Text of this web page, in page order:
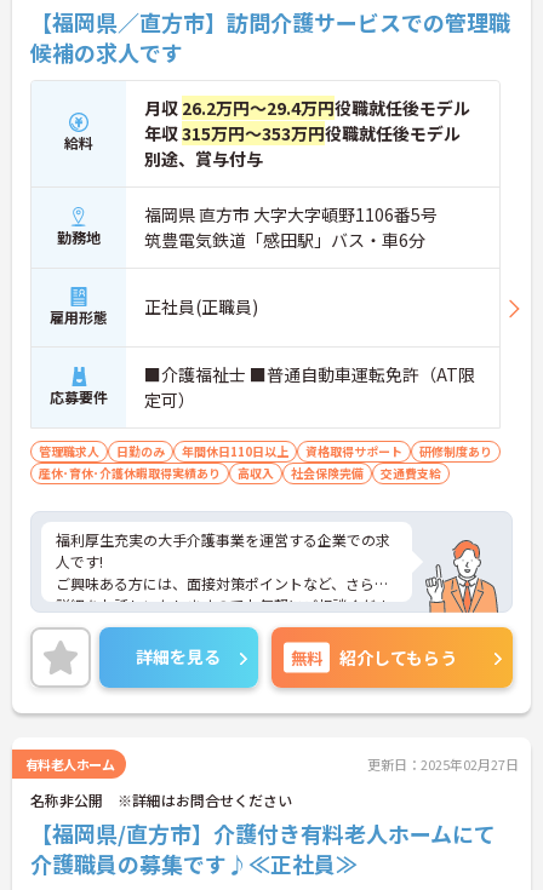
【福岡県／直方市】訪問介護サービスでの管理職
候補の求人です
給料
月収 26.2万円～29.4万円役職就任後モデル
年収315万円～353万円役職就任後モデル
別途、賞与付与
勤務地
福岡県 直方市 大字大字頓野1106番5号
筑豊電気鉄道「感田駅」バス・車6分
雇用形態 正社員(正職員)
応募要件
■介護福祉士 ■普通自動車運転免許（AT限
定可）
管理職求人 日勤のみ 年間休日110日以上 資格取得サポート
研修制度あり
産休･育休･介護休暇取得実績あり
高収入 社会保険完備 交通費支給
福利厚生充実の大手介護事業を運営する企業での求
人です!
ご興味ある方には、面接対策ポイントなど、さらに
詳細をお話しいたしますのでお気軽にご相談くださ
い！
詳細を見る 無料 紹介してもらう
有料老人ホーム 更新日：2025年02月27日
名称非公開 ※詳細はお問合せください
【福岡県/直方市】介護付き有料老人ホームにて
介護職員の募集です♪≪正社員≫